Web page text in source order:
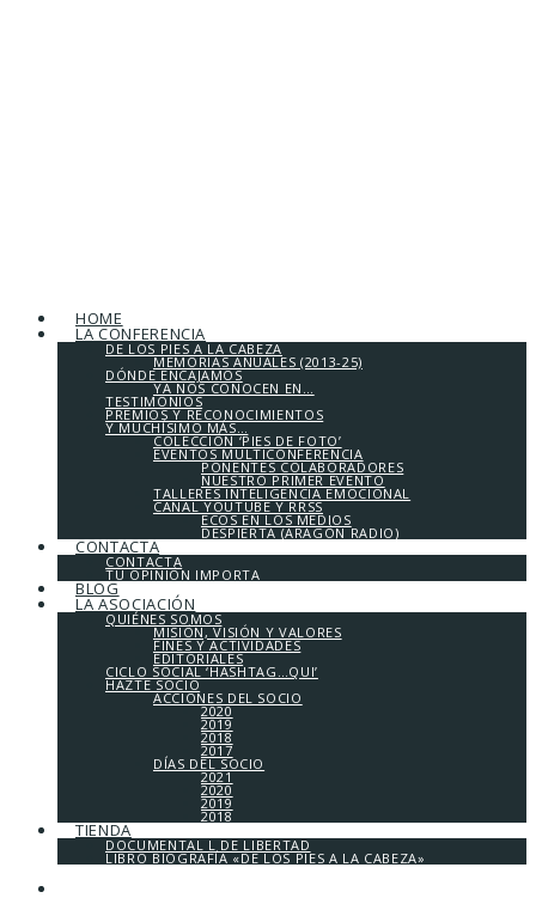
HOME
LA CONFERENCIA
DE LOS PIES A LA CABEZA
MEMORIAS ANUALES (2013-25)
DÓNDE ENCAJAMOS
YA NOS CONOCEN EN…
TESTIMONIOS
PREMIOS Y RECONOCIMIENTOS
Y MUCHÍSIMO MÁS…
COLECCIÓN ‘PIES DE FOTO’
EVENTOS MULTICONFERENCIA
PONENTES COLABORADORES
NUESTRO PRIMER EVENTO
TALLERES INTELIGENCIA EMOCIONAL
CANAL YOUTUBE Y RRSS
ECOS EN LOS MEDIOS
DESPIERTA (ARAGÓN RADIO)
CONTACTA
CONTACTA
TU OPINIÓN IMPORTA
BLOG
LA ASOCIACIÓN
QUIÉNES SOMOS
MISIÓN, VISIÓN Y VALORES
FINES Y ACTIVIDADES
EDITORIALES
CICLO SOCIAL ‘HASHTAG…QUI’
HAZTE SOCIO
ACCIONES DEL SOCIO
2020
2019
2018
2017
DÍAS DEL SOCIO
2021
2020
2019
2018
TIENDA
DOCUMENTAL L DE LIBERTAD
LIBRO BIOGRAFÍA «DE LOS PIES A LA CABEZA»